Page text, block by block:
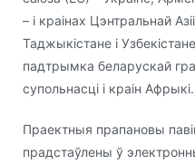
– і краінах Цэнтральнай
Таджыкістане і
падтрымка беларускай
супольнасці і краін Афрыкі.
Праектныя прапановы
прадстаўлены ў